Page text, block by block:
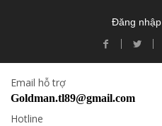
Đăng nhập
Email hỗ trợ
Goldman.tl89@gmail.com
Hotline